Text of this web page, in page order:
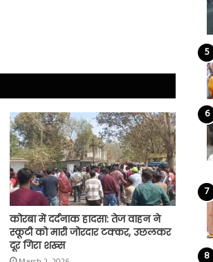
कोरबा में दर्दनाक हादसा: तेज वाहन ने
स्कूटी को मारी जोरदार टक्कर, उछलकर
दूर गिरा शख्स